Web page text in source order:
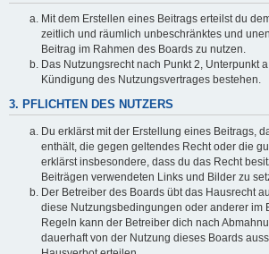
Mit dem Erstellen eines Beitrags erteilst du
zeitlich und räumlich unbeschränktes und
Beitrag im Rahmen des Boards zu nutzen.
Das Nutzungsrecht nach Punkt 2, Unterpunkt
Kündigung des Nutzungsvertrages bestehen.
3. PFLICHTEN DES NUTZERS
Du erklärst mit der Erstellung eines Beitrags,
enthält, die gegen geltendes Recht oder die
erklärst insbesondere, dass du das Recht
Beiträgen verwendeten Links und Bilder zu
Der Betreiber des Boards übt das Hausrecht
diese Nutzungsbedingungen oder anderer im
Regeln kann der Betreiber dich nach
dauerhaft von der Nutzung dieses Boards